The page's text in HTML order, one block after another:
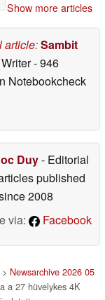
Show more articles
article:Sambit
- 946
Notebookcheck
Duy- Editorial
published
2008
via:
Facebook
> Newsarchive 2026 05
a 27 hüvelykes 4K